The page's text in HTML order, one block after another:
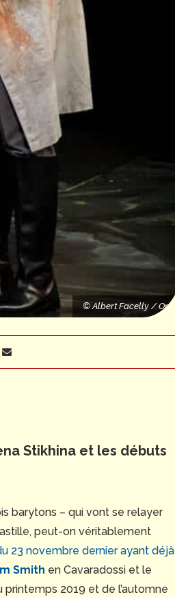
© Albert Facelly / OnP
Stikhina et les débuts
barytons – qui vont se relayer
peut-on véritablement
23 novembre dernier ayant déjà
Smith en Cavaradossi et le
2019 et de l’automne